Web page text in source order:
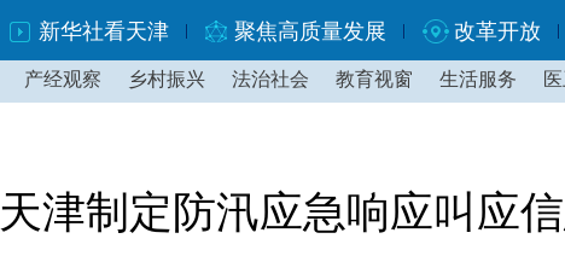
新华社看天津 聚焦高质量发展 改革开放
产经观察 乡村振兴 法治社会 教育视窗 生活服务
天津制定防汛应急响应叫应